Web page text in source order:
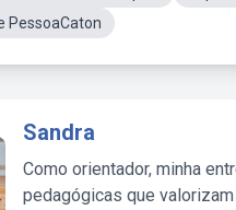
PessoaCaton
Sandra
Como orientador, minha
pedagógicas que